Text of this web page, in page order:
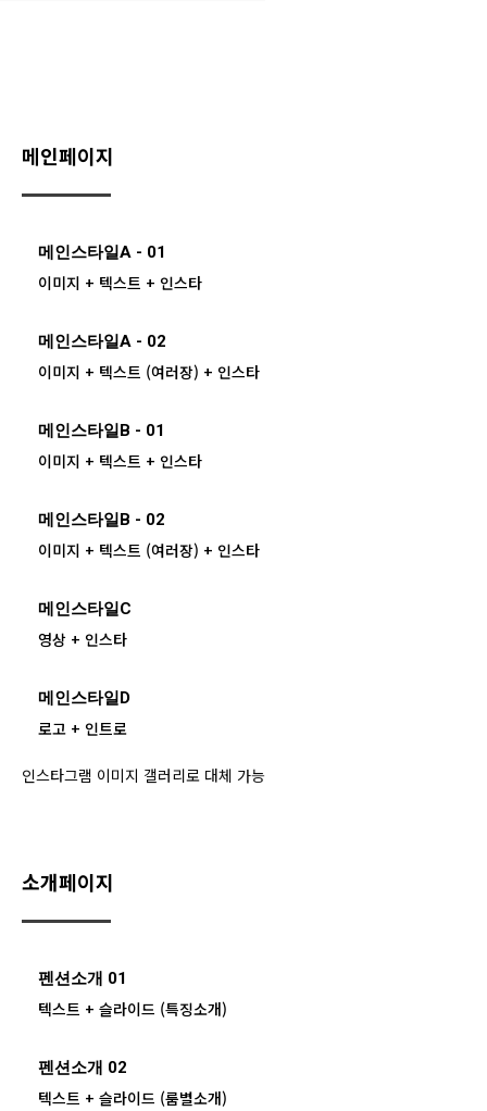
메인페이지
메인스타일A - 01
이미지 + 텍스트 + 인스타
메인스타일A - 02
이미지 + 텍스트 (여러장) + 인스타
메인스타일B - 01
이미지 + 텍스트 + 인스타
메인스타일B - 02
이미지 + 텍스트 (여러장) + 인스타
메인스타일C
영상 + 인스타
메인스타일D
로고 + 인트로
인스타그램 이미지 갤러리로 대체 가능
소개페이지
펜션소개 01
텍스트 + 슬라이드 (특징소개)
펜션소개 02
텍스트 + 슬라이드 (룸별소개)